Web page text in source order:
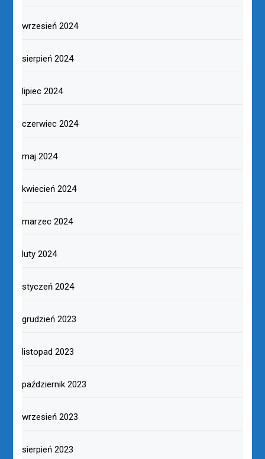
wrzesień 2024
sierpień 2024
lipiec 2024
czerwiec 2024
maj 2024
kwiecień 2024
marzec 2024
luty 2024
styczeń 2024
grudzień 2023
listopad 2023
październik 2023
wrzesień 2023
sierpień 2023